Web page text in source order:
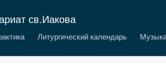
св.Иакова
Литургический календарь